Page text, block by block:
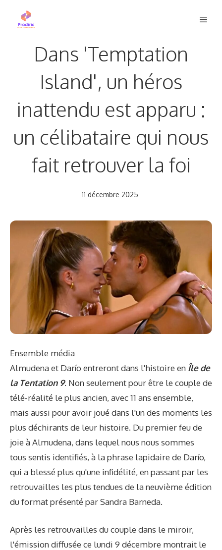
Dans 'Temptation
Island', un héros
inattendu est apparu :
un célibataire qui nous
fait retrouver la foi
11 décembre 2025
Ensemble média
Almudena et Darío entreront dans l'histoire en Île de
la Tentation 9. Non seulement pour être le couple de
télé-réalité le plus ancien, avec 11 ans ensemble,
mais aussi pour avoir joué dans l'un des moments les
plus déchirants de leur histoire. Du premier feu de
joie à Almudena, dans lequel nous nous sommes
tous sentis identifiés, à la phrase lapidaire de Darío,
qui a blessé plus qu'une infidélité, en passant par les
retrouvailles les plus tendues de la neuvième édition
du format présenté par Sandra Barneda.
Après les retrouvailles du couple dans le miroir,
l'émission diffusée ce lundi 9 décembre montrait le